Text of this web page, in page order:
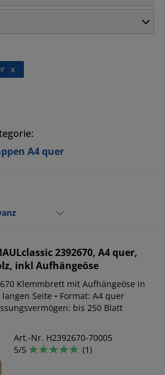
x
A4 quer
2392670, A4 quer,
inkl Aufhängeöse
mit Aufhängeöse in
Seite • Format: A4 quer
bis 250 Blatt
Art.-Nr. H2392670-70005
5/5
(1)